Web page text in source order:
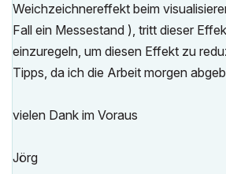
Weichzeichnereffekt beim
Fall ein Messestand ), tritt dieser
einzuregeln, um diesen Effekt zu
Tipps, da ich die Arbeit morgen
vielen Dank im Voraus
Jörg